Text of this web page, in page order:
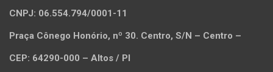
CNPJ: 06.554.794/0001-11
Praça Cônego Honório, nº 30. Centro, S/N – Centro –
CEP: 64290-000 – Altos / PI